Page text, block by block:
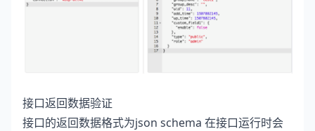
接口返回数据验证
接口的返回数据格式为json schema 在接口运行时会